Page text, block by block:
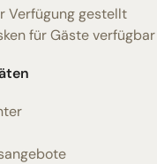
Verfügung gestellt
für Gäste verfügbar